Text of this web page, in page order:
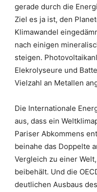
gerade durch die
Ziel es ja ist, den
Klimawandel
nach einigen
steigen.
Elekrolyseure und
Vielzahl an Metallen
Die Internationale
aus, dass ein
Pariser Abkommens
beinahe das Doppelte
Vergleich zu einer
beibehält. Und die
deutlichen Ausbaus